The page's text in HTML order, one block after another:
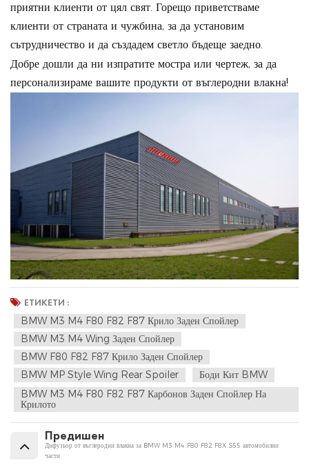
приятни клиенти от цял свят. Горещо приветстваме
клиенти от страната и чужбина, за да установим
сътрудничество и да създадем светло бъдеще заедно.
Добре дошли да ни изпратите мостра или чертеж, за да
персонализираме вашите продукти от въглеродни влакна!
ЕТИКЕТИ :
BMW M3 M4 F80 F82 F87 Крило Заден Спойлер
BMW M3 M4 Wing Заден Спойлер
BMW F80 F82 F87 Крило Заден Спойлер
BMW MP Style Wing Rear Spoiler
Боди Кит BMW
BMW M3 M4 F80 F82 F87 Карбонов Заден Спойлер На
Крилото
Предишен
Дифузьор от въглеродни влакна за BMW M3 M4 F80 F82 F8X S55 автомобилни
части